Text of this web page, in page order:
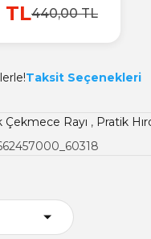
TL440,00 TL
Taksit Seçenekleri
Çekmece Rayı , Pratik